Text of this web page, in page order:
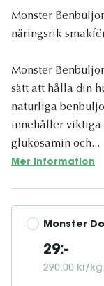
Monster
näringsrik
Monster
sätt att hålla din
naturliga
innehåller viktiga
glukosamin och...
Mer information
Monster
29:-
290,00 kr/kg